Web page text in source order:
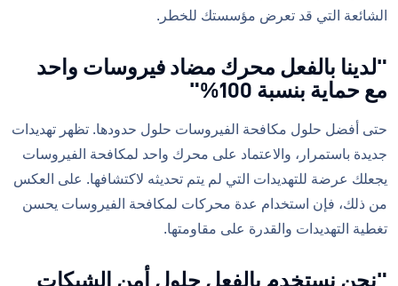
الشائعة التي قد تعرض مؤسستك للخطر.
"لدينا بالفعل محرك مضاد فيروسات واحد
مع حماية بنسبة 100%"
حتى أفضل حلول مكافحة الفيروسات حلول حدودها. تظهر تهديدات
جديدة باستمرار، والاعتماد على محرك واحد لمكافحة الفيروسات
يجعلك عرضة للتهديدات التي لم يتم تحديثه لاكتشافها. على العكس
من ذلك، فإن استخدام عدة محركات لمكافحة الفيروسات يحسن
تغطية التهديدات والقدرة على مقاومتها.